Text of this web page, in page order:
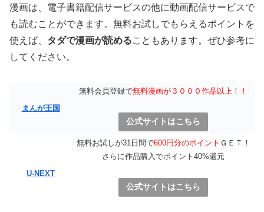
漫画は、電子書籍配信サービスの他に動画配信サービスで
も読むことができます。無料お試しでもらえるポイントを
使えば、 タダで漫画が読めることもあります。ぜひ参考に
してください。
まんが王国
無料会員登録で無料漫画が３０００作品以上！！
公式サイトはこちら
U-NEXT
無料お試しが31日間で600円分のポイント ＧＥＴ！
さらに作品購入でポイント40%還元
公式サイトはこちら